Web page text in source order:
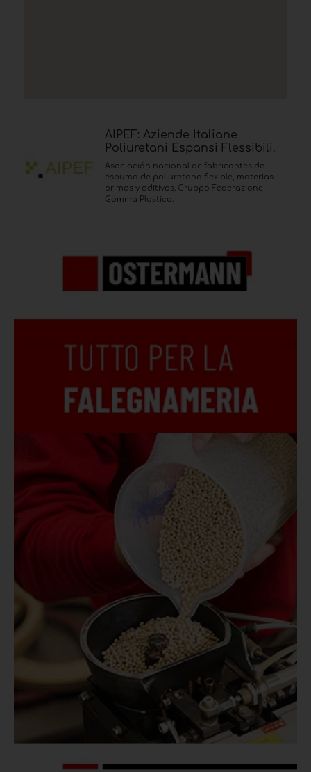
AIPEF: Aziende Italiane
Poliuretani Espansi Flessibili.
Asociación nacional de fabricantes de
espuma de poliuretano flexible, materias
primas y aditivos. Gruppo Federazione
Gomma Plastica.